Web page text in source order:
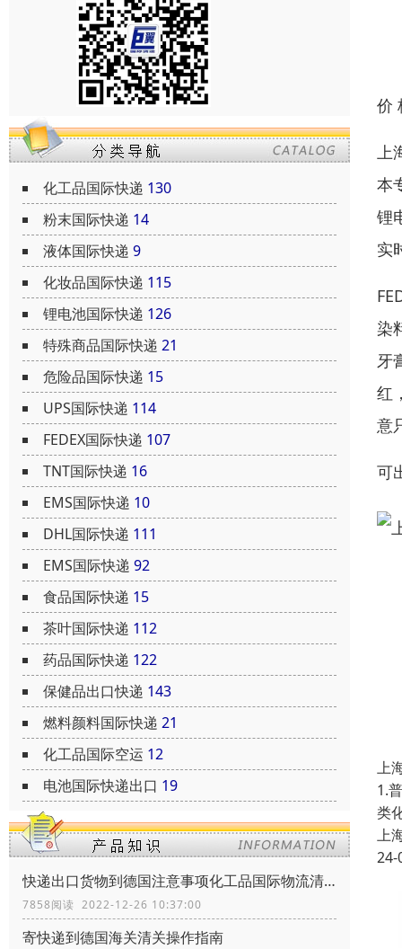
化工品国际快递 130
粉末国际快递 14
液体国际快递 9
化妆品国际快递 115
锂电池国际快递 126
特殊商品国际快递 21
危险品国际快递 15
UPS国际快递 114
FEDEX国际快递 107
TNT国际快递 16
EMS国际快递 10
DHL国际快递 111
EMS国际快递 92
食品国际快递 15
茶叶国际快递 112
药品国际快递 122
保健品出口快递 143
燃料颜料国际快递 21
化工品国际空运 12
电池国际快递出口 19
快递出口货物到德国注意事项化工品国际物流清关政策
7858阅读 2022-12-26 10:37:00
寄快递到德国海关清关操作指南
价
上
本
锂
实
染
牙
红
意
可
上
1.
类
上
24-